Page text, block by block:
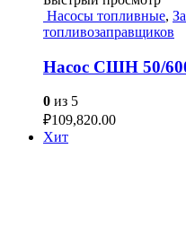
Насосы топливные,
топливозаправщиков
Насос СШН 50/
0 из 5
₽109,820.00
Хит